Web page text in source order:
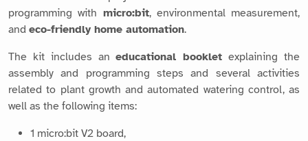
programming with micro:bit, environmental measurement,
and eco-friendly home automation.
The kit includes aneducational booklet explaining the
assembly and programming steps and several activities
related to plant growth and automated watering control, as
well as the following items:
1 micro:bit V2 board,